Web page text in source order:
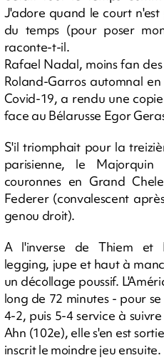
J'adore quand le court
du temps (pour poser
raconte-t-il.
Rafael Nadal, moins fan
Roland-Garros automnal
Covid-19, a rendu une
face au Bélarusse Egor
S'il triomphait pour la
parisienne, le
couronnes en Grand
Federer (convalescent
genou droit).
A l'inverse de Thiem et
legging, jupe et haut à
un décollage poussif.
long de 72 minutes - pour
4-2, puis 5-4 service à
Ahn (102e), elle s'en est
inscrit le moindre jeu ensuite.